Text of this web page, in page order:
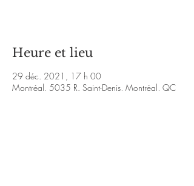
Heure et lieu
29 déc. 2021, 17 h 00
Montréal, 5035 R. Saint-Denis, Montréal, QC